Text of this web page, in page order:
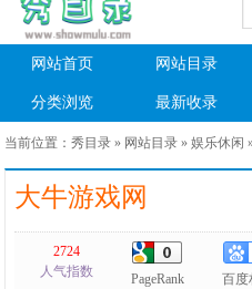
网站首页 网站目录
分类浏览 最新收录
当前位置：秀目录 » 网站目录 »娱乐休闲
大牛游戏网
2724
人气指数
PageRank 百度